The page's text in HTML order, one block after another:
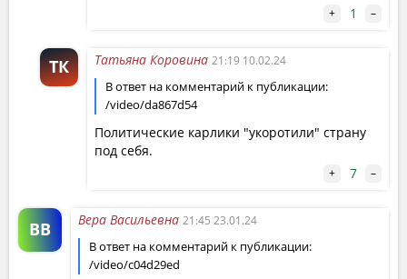
+ 1 –
ТК Татьяна Коровина 21:19 10.02.24
В ответ на комментарий к публикации:
/video/da867d54
Политические карлики "укоротили" страну
под себя.
+ 7 –
ВВ
Вера Васильевна 21:45 23.01.24
В ответ на комментарий к публикации:
/video/c04d29ed